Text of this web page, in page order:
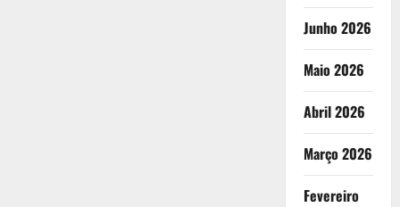
Junho 2026
Maio 2026
Abril 2026
Março 2026
Fevereiro